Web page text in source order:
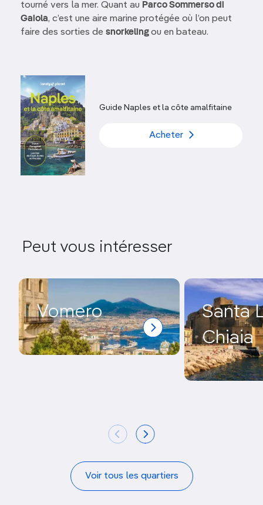
tourné vers la mer. Quant au Parco Sommerso di
Gaiola, c’est une aire marine protégée où l’on peut
faire des sorties de snorkelingou en bateau.
Guide Naples et la côte amalfitaine
Acheter
Peut vous intéresser
Vomero
Santa
Chiaia
Voir tous les quartiers